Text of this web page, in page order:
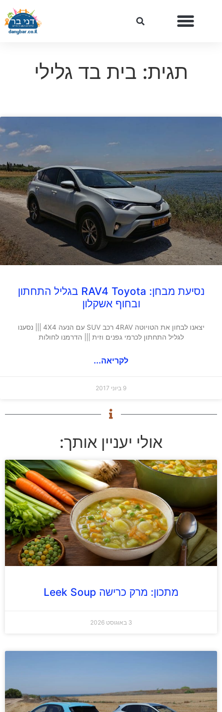
תגית: בית בד גלילי
נסיעת מבחן: RAV4 Toyota בגליל התחתון
ובחוף אשקלון
יצאנו לבחון את הטויוטה 4RAV רכב SUV עם הנעה 4X4 ||| נסענו
לגליל התחתון לכרמי גפנים וזית ||| הדרמנו לחולות
לקריאה...
9 ביוני 2017
אולי יעניין אותך:
מתכון: מרק כרישה Leek Soup
3 באוגוסט 2026